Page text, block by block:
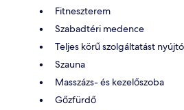
Fitneszterem
Szabadtéri medence
Teljes körű szolgáltatást
Szauna
Masszázs- és kezelőszoba
Gőzfürdő